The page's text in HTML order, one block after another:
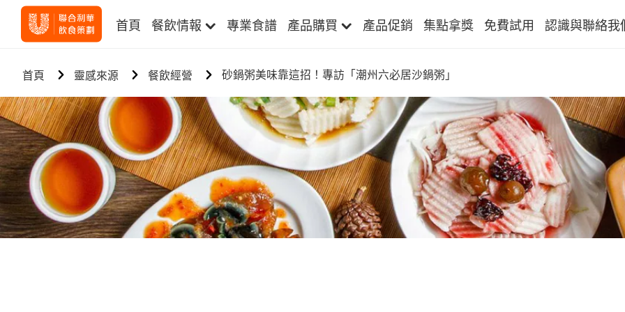
首頁 餐飲情報 專業食譜 產品購買 產品促銷 集點拿獎 免費試用 認識與聯絡我
首頁 靈感來源 餐飲經營 砂鍋粥美味靠這招！專訪「潮州六必居沙鍋粥」